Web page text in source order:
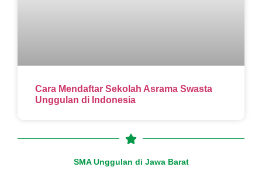
Cara Mendaftar Sekolah Asrama Swasta
Unggulan di Indonesia
SMA Unggulan di Jawa Barat